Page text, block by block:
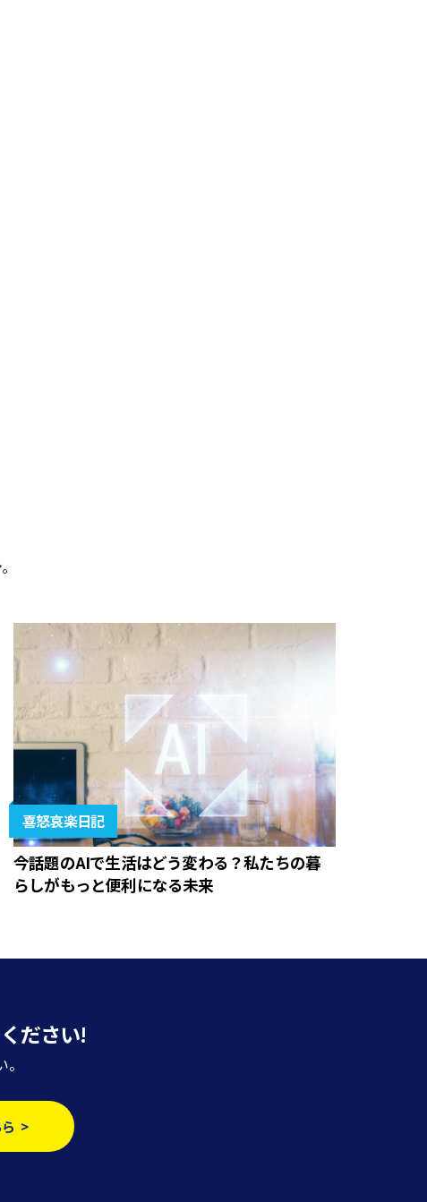
喜怒哀楽日記
今話題のAIで生活はどう変わる？私たちの暮
らしがもっと便利になる未来
ださい!
ら >